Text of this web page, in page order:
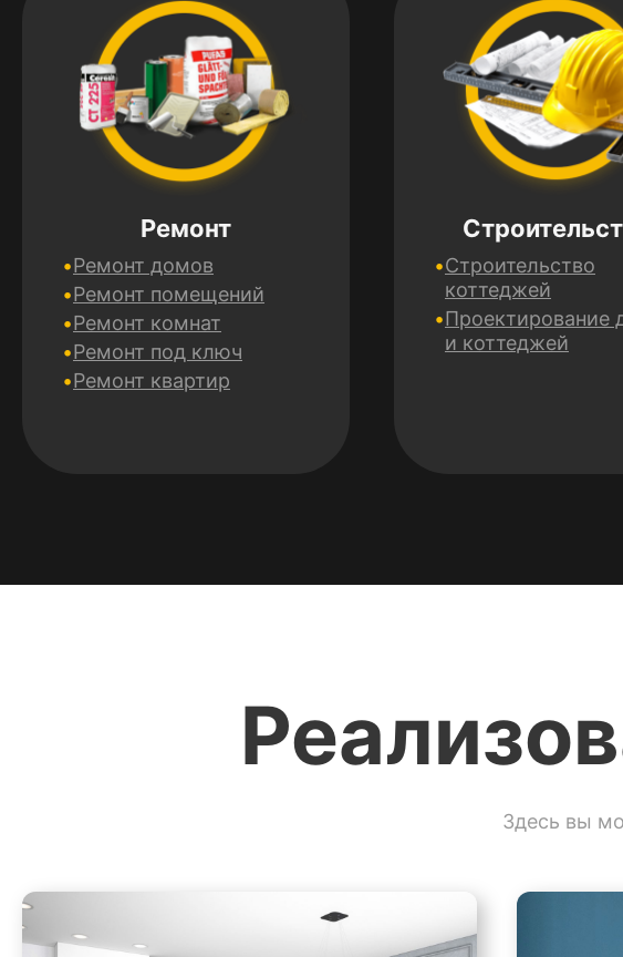
Ремонт
Ремонт домов
Ремонт помещений
Ремонт комнат
Ремонт под ключ
Ремонт квартир
Строительство
коттеджей
Проектирование
и коттеджей
Здесь вы